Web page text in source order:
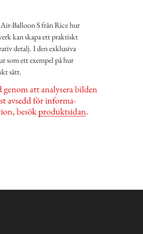
Balloon S från Rice hur
kan skapa ett praktiskt
detalj. I den exklusiva
som ett exempel på hur
sätt.